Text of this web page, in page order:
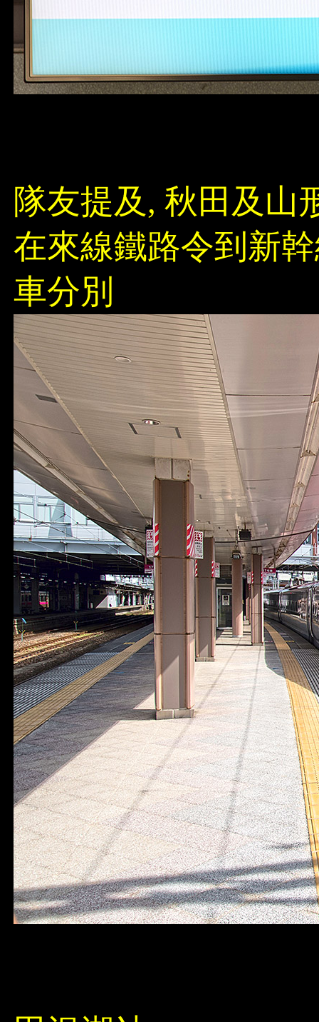
隊友提及, 秋田及山
在來線鐵路令到新
車分別